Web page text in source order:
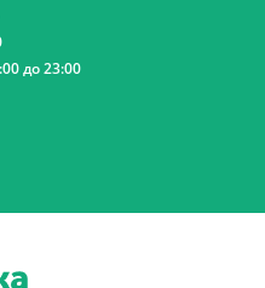
до 23:00